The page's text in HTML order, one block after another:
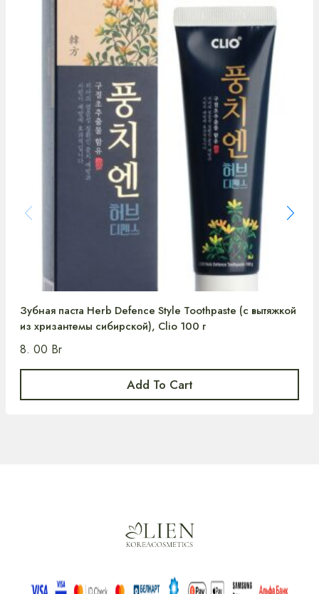
Зубная паста Herb Defence Style Toothpaste (c вытяжкой
из хризантемы сибирской), Clio 100 г
8. 00 Br
Add To Cart